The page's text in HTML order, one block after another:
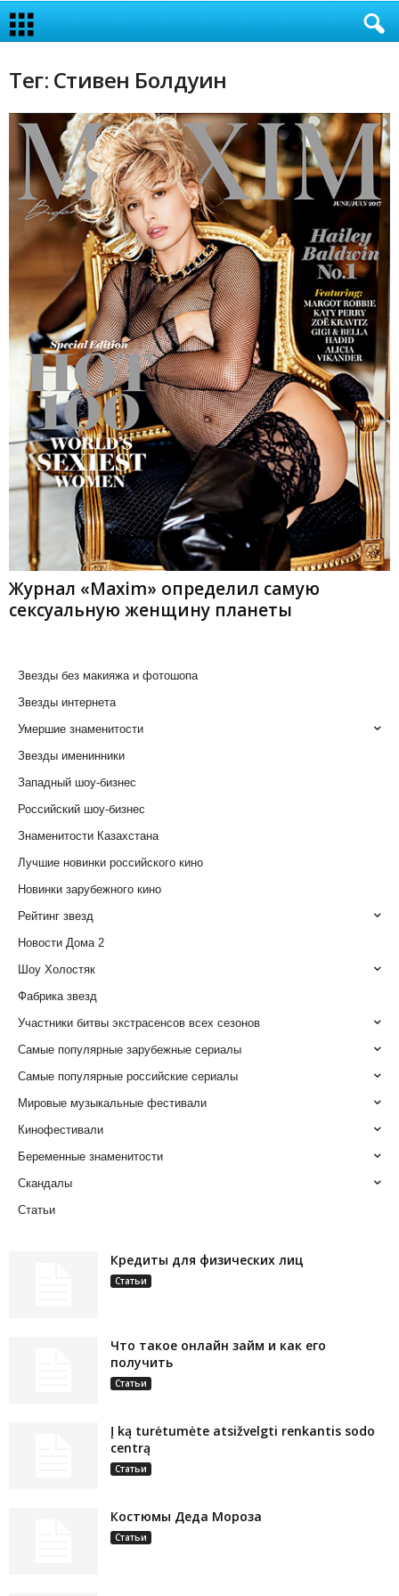
Тег: Стивен Болдуин
Журнал «Maxim» определил самую
сексуальную женщину планеты
Звезды без макияжа и фотошопа
Звезды интернета
Умершие знаменитости
Звезды именинники
Западный шоу-бизнес
Российский шоу-бизнес
Знаменитости Казахстана
Лучшие новинки российского кино
Новинки зарубежного кино
Рейтинг звезд
Новости Дома 2
Шоу Холостяк
Фабрика звезд
Участники битвы экстрасенсов всех сезонов
Самые популярные зарубежные сериалы
Самые популярные российские сериалы
Мировые музыкальные фестивали
Кинофестивали
Беременные знаменитости
Скандалы
Статьи
Кредиты для физических лиц
Статьи
Что такое онлайн займ и как его
получить
Статьи
Į ką turėtumėte atsižvelgti renkantis sodo
centrą
Статьи
Костюмы Деда Мороза
Статьи